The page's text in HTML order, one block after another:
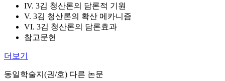
IV. 3김 청산론의 담론적 기원
V. 3김 청산론의 확산 메카니즘
VI. 3김 청산론의 담론효과
참고문헌
더보기
동일학술지(권/호) 다른 논문